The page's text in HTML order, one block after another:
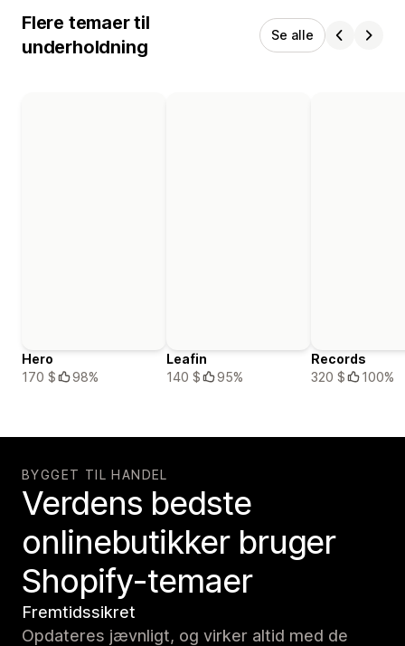
Flere temaer til
underholdning
Se alle
Hero
170 $
98%
Leafin
140 $
95%
Records
320 $
100%
BYGGET TIL HANDEL
Verdens bedste
onlinebutikker bruger
Shopify-temaer
Fremtidssikret
Opdateres jævnligt, og virker altid med de